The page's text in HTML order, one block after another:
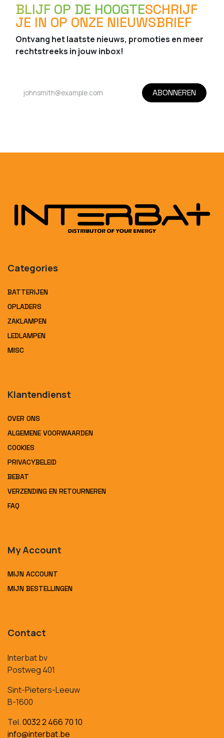
BLIJF OP DE HOOGTESCHRIJF
JE IN OP ONZE NIEUWSBRIEF
Ontvang het laatste nieuws, promoties en meer
rechtstreeks in jouw inbox!
ABONNEREN
Categories
BATTERIJEN
OPLADERS
ZAKLAMPEN
LEDLAMPEN
MISC
Klantendienst
OVER ONS
ALGEMENE VOORWAARDEN
COOKIES
PRIVACYBELEID
BEBAT
VERZENDING EN RETOURNEREN
FAQ
My Account
MIJN ACCOUNT
MIJN BESTELLINGEN
Contact
Interbat bv
Postweg 401
Sint-Pieters-Leeuw
B-1600
Tel.0032 2 466 70 10
info@interbat.be